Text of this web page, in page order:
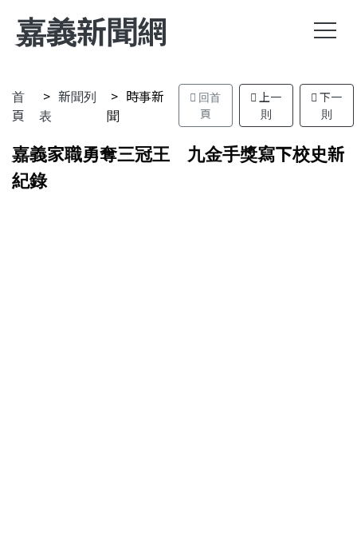
嘉義新聞網
首
頁
新聞列
表
時事新
聞
回首
頁
上一
則
下一
則
嘉義家職勇奪三冠王 九金手獎寫下校史新
紀錄